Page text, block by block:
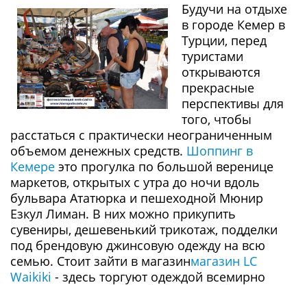
Будучи на отдыхе
в городе Кемер в
Турции, перед
туристами
открываются
прекрасные
перспективы для
того, чтобы
расстаться с практически неограниченным
объемом денежных средств. Шоппинг в
Кемере это прогулка по большой веренице
маркетов, открытых с утра до ночи вдоль
бульвара Ататюрка и пешеходной Мюнир
Езкул Лиман. В них можно прикупить
сувениры, дешевенький трикотаж, подделки
под брендовую джинсовую одежду на всю
семью. Стоит зайти в магазинмагазин LC
Waikiki - здесь торгуют одеждой всемирно